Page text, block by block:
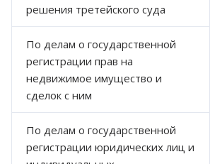
решения третейского суда
По делам о государственной
регистрации прав на
недвижимое имущество и
сделок с ним
По делам о государственной
регистрации юридических лиц и